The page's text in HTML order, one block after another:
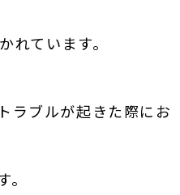
れています。
ラブルが起きた際にお